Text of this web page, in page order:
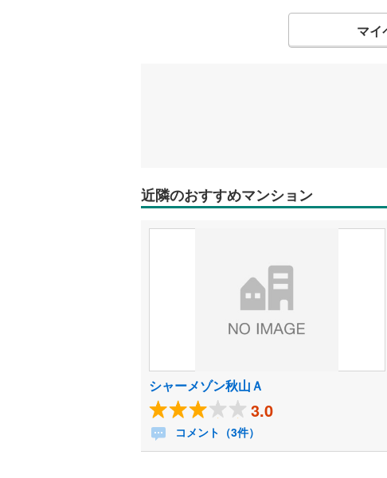
マイ
近隣のおすすめマンション
シャーメゾン秋山Ａ
3.0
コメント（3件）